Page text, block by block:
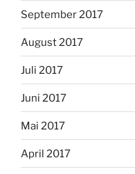
September 2017
August 2017
Juli 2017
Juni 2017
Mai 2017
April 2017